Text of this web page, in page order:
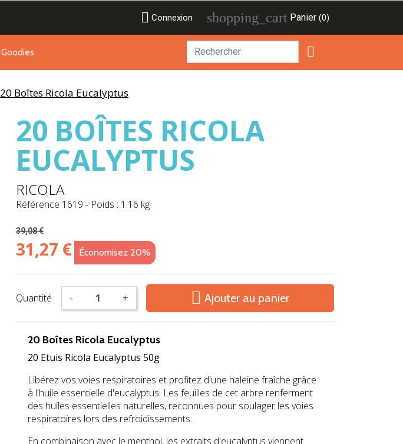
 Connexion shopping_cart Panier (0)
Goodies 
20 Boîtes Ricola Eucalyptus
20 BOÎTES RICOLA
EUCALYPTUS
RICOLA
Référence 1619 - Poids : 1.16 kg
39,08 €
31,27 € Économisez 20%
Quantité - +  Ajouter au panier
20 Boîtes Ricola Eucalyptus
20 Etuis Ricola Eucalyptus 50g
Libérez vos voies respiratoires et profitez d'une haleine fraîche grâce
à l'huile essentielle d'eucalyptus. Les feuilles de cet arbre renferment
des huiles essentielles naturelles, reconnues pour soulager les voies
respiratoires lors des refroidissements.
En combinaison avec le menthol, les extraits d'eucalyptus viennent